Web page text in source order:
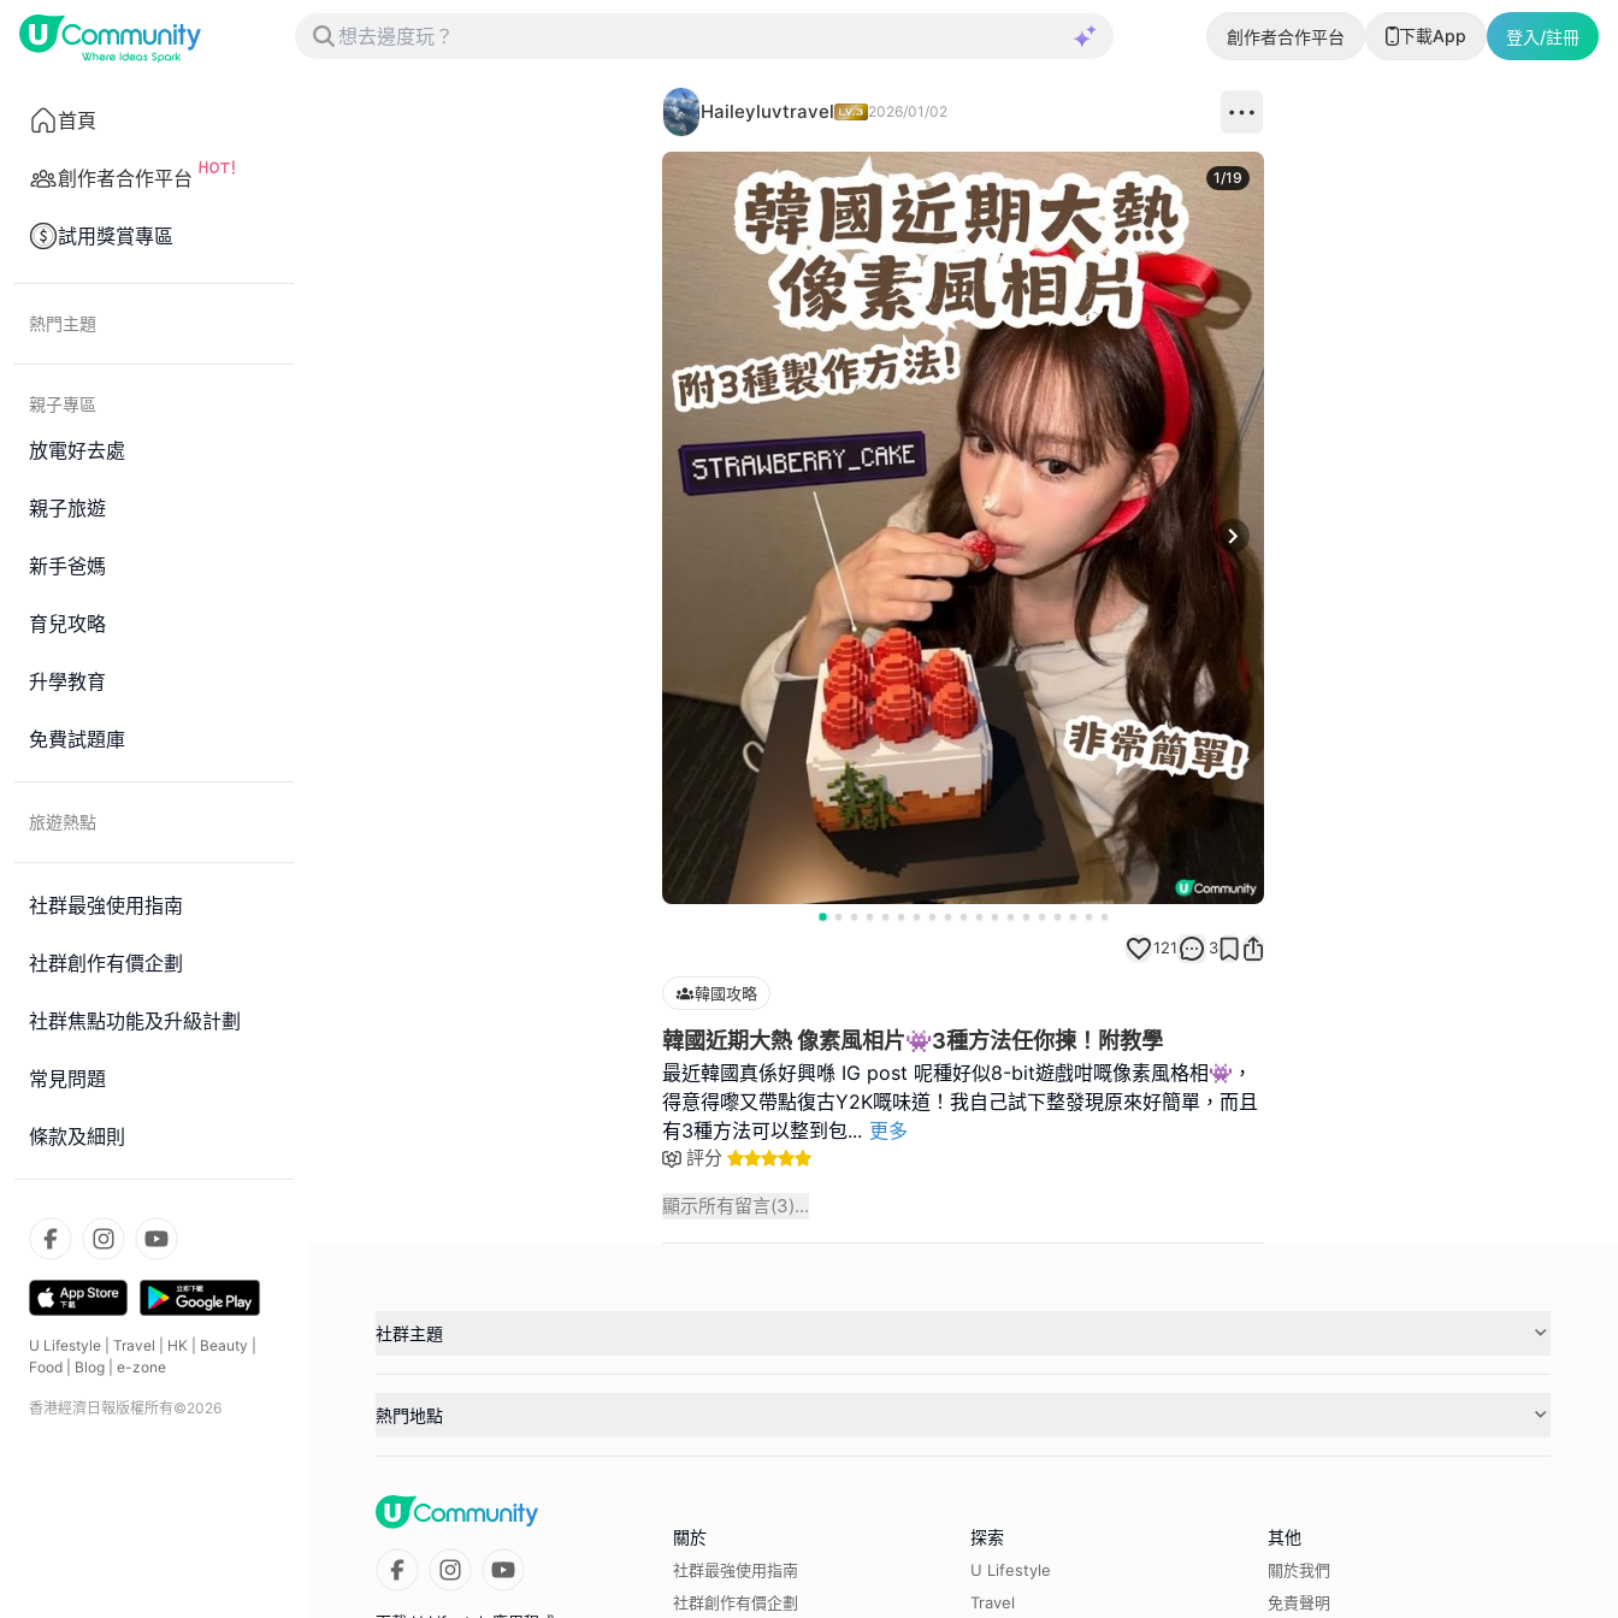
創作者合作平台 下載App 登入/註冊
首頁
創作者合作平台
試用獎賞專區
熱門主題
親子專區
放電好去處
親子旅遊
新手爸媽
育兒攻略
升學教育
免費試題庫
旅遊熱點
社群最強使用指南
社群創作有價企劃
社群焦點功能及升級計劃
常見問題
條款及細則
U Lifestyle Travel HK Beauty
Food
Blog e-zone
香港經濟日報版權所有©2026
Haileyluvtravel 2026/01/02
Next slide
1/19
121 3
韓國攻略
韓國近期大熱 像素風相片👾3種方法任你揀！附教學
最近韓國真係好興喺 IG post 呢種好似8-bit遊戲咁嘅像素風格相👾，
得意得嚟又帶點復古Y2K嘅味道！我自己試下整發現原來好簡單，而且
有3種方法可以整到包... 更多
評分
顯示所有留言(3)...
社群主題
熱門地點
關於
社群最強使用指南
社群創作有價企劃
探索
U Lifestyle
Travel
其他
關於我們
免責聲明